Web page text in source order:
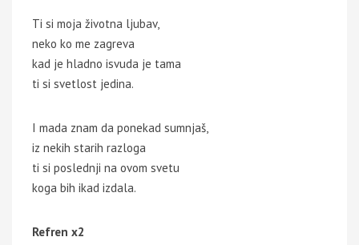
Ti si moja životna ljubav,
neko ko me zagreva
kad je hladno isvuda je tama
ti si svetlost jedina.
I mada znam da ponekad sumnjaš,
iz nekih starih razloga
ti si poslednji na ovom svetu
koga bih ikad izdala.
Refren x2